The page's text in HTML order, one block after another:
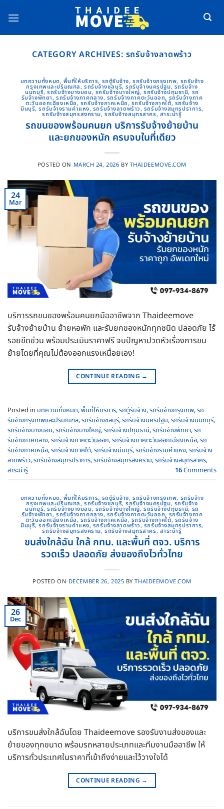
CATEGORY ARCHIVES: รถรับจ้างลาดพร้าว
บทความทั้งหมด, พื้นที่ให้บริการ, รถตู้รับจ้าง,รถรับจ้างกรุงเทพ, รถรับจ้าง
กรุงเทพและปริมณฑล, รถรับจ้างชลบุรี,รถรับจ้างนครปฐม, รถรับจ้าง
นนทบุรี,รถรับจ้างบางบอน, รถรับจ้างบางใหญ่,รถรับจ้างปทุมธานี, รถ
รับจ้างพัทยา, รถรับจ้างภาคกลาง, รถรับจ้างภาคตะวันออก, รถรับจ้างภาค
ตะวันออกเฉียงเหนือ, รถรับจ้างภาคเหนือ, รถรับจ้างภาคใต้, รถรับจ้าง
มีนบุรี,รถรับจ้างรามคําแหง, รถรับจ้างลาดพร้าว, รถรับจ้างสมุทรปราการ,
รถรับจ้างสมุทรสงคราม,รถรับจ้างสมุทรสาคร, สาระน่ารู้
รถขนของพร้อมคนยก บริการรับจ้างย้ายบ้าน
และยกของหนัก ครบจบในที่เดียว
POSTED ON MARCH 24, 2026 BY THAIDEEMOVE.COM
24
Mar
บริการรถขนของพร้อมคนยกมืออาชีพจาก Thaideemove
รับจ้างย้ายบ้าน ย้ายหอพัก และรับยกของหนักทุกชนิด ปลอดภัย ไร้
รอยขีดข่วน พร้อมประเมินราคาฟรี จบปัญหาปวดหัวเรื่องการขน
ย้ายโดยที่คุณไม่ต้องออกแรงเหนื่อยเอง!
CONTINUE READING →
Posted in บทความทั้งหมด,พื้นที่ให้บริการ,รถตู้รับจ้าง,รถรับจ้างกรุงเทพ,รถ
รับจ้างกรุงเทพและปริมณฑล,รถรับจ้างชลบุรี,รถรับจ้างนครปฐม,รถรับจ้างนนทบุรี,
รถรับจ้างบางบอน,รถรับจ้างบางใหญ่,รถรับจ้างปทุมธานี,รถรับจ้างพัทยา,รถ
รับจ้างภาคกลาง,รถรับจ้างภาคตะวันออก,รถรับจ้างภาคตะวันออกเฉียงเหนือ,รถ
รับจ้างภาคเหนือ,รถรับจ้างภาคใต้,รถรับจ้างมีนบุรี,รถรับจ้างรามคําแหง,รถรับจ้าง
ลาดพร้าว,รถรับจ้างสมุทรปราการ,รถรับจ้างสมุทรสงคราม,รถรับจ้างสมุทรสาคร,
สาระน่ารู้
16Comments
บทความทั้งหมด, พื้นที่ให้บริการ, รถตู้รับจ้าง,รถรับจ้างกรุงเทพ, รถรับจ้าง
กรุงเทพและปริมณฑล, รถรับจ้างชลบุรี,รถรับจ้างนครปฐม, รถรับจ้าง
นนทบุรี,รถรับจ้างบางบอน, รถรับจ้างบางใหญ่,รถรับจ้างปทุมธานี, รถ
รับจ้างพัทยา, รถรับจ้างภาคกลาง, รถรับจ้างภาคตะวันออก, รถรับจ้างภาค
ตะวันออกเฉียงเหนือ, รถรับจ้างภาคเหนือ, รถรับจ้างภาคใต้, รถรับจ้าง
มีนบุรี,รถรับจ้างรามคําแหง, รถรับจ้างลาดพร้าว, รถรับจ้างสมุทรปราการ,
รถรับจ้างสมุทรสงคราม,รถรับจ้างสมุทรสาคร, สาระน่ารู้
ขนส่งใกล้ฉัน ใกล้ กทม. และพื้นที่ ตจว. บริการ
รวดเร็ว ปลอดภัย ส่งของถึงไวทั่วไทย
POSTED ON DECEMBER 26, 2025 BYTHAIDEEMOVE.COM
26
Dec
บริการขนส่งใกล้ฉันโดย Thaideemove รองรับงานส่งของและ
ย้ายของทุกขนาด พร้อมรถหลายประเภทและทีมงานมืออาชีพ ให้
บริการทั่วประเทศในราคาที่เข้าถึงง่ายและไว้วางใจได้
CONTINUE READING →